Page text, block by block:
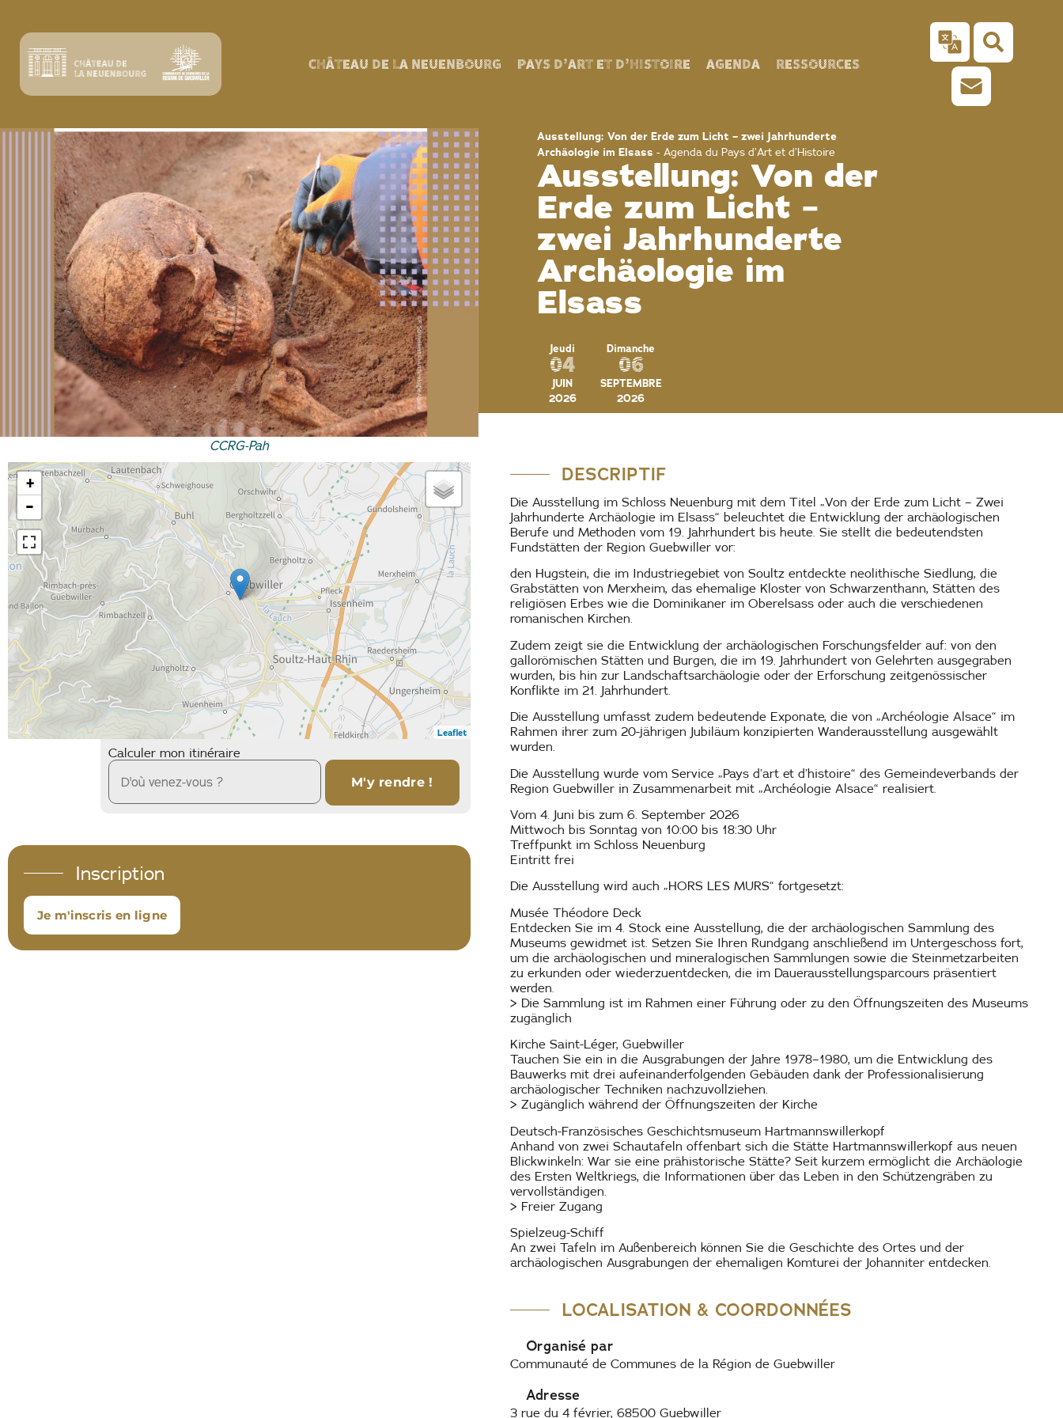
CHÂTEAU DE LA NEUENBOURG PAYS D’ART ET D’HISTOIRE AGENDA RESSOURCES
CCRG-Pah
Ausstellung: Von der Erde zum Licht – zwei Jahrhunderte
Archäologie im Elsass - Agenda du Pays d’Art et d’Histoire
Ausstellung: Von der
Erde zum Licht –
zwei Jahrhunderte
Archäologie im
Elsass
Jeudi
04
JUIN
2026
Dimanche
06
SEPTEMBRE
2026
+
−
Leaflet
Calculer mon itinéraire
Inscription
Je m'inscris en ligne
DESCRIPTIF
Die Ausstellung im Schloss Neuenburg mit dem Titel „Von der Erde zum Licht – Zwei
Jahrhunderte Archäologie im Elsass“ beleuchtet die Entwicklung der archäologischen
Berufe und Methoden vom 19. Jahrhundert bis heute. Sie stellt die bedeutendsten
Fundstätten der Region Guebwiller vor:
den Hugstein, die im Industriegebiet von Soultz entdeckte neolithische Siedlung, die
Grabstätten von Merxheim, das ehemalige Kloster von Schwarzenthann, Stätten des
religiösen Erbes wie die Dominikaner im Oberelsass oder auch die verschiedenen
romanischen Kirchen.
Zudem zeigt sie die Entwicklung der archäologischen Forschungsfelder auf: von den
gallorömischen Stätten und Burgen, die im 19. Jahrhundert von Gelehrten ausgegraben
wurden, bis hin zur Landschaftsarchäologie oder der Erforschung zeitgenössischer
Konflikte im 21. Jahrhundert.
Die Ausstellung umfasst zudem bedeutende Exponate, die von „Archéologie Alsace“ im
Rahmen ihrer zum 20-jährigen Jubiläum konzipierten Wanderausstellung ausgewählt
wurden.
Die Ausstellung wurde vom Service „Pays d’art et d’histoire“ des Gemeindeverbands der
Region Guebwiller in Zusammenarbeit mit „Archéologie Alsace“ realisiert.
Vom 4. Juni bis zum 6. September 2026
Mittwoch bis Sonntag von 10:00 bis 18:30 Uhr
Treffpunkt im Schloss Neuenburg
Eintritt frei
Die Ausstellung wird auch „HORS LES MURS“ fortgesetzt:
Musée Théodore Deck
Entdecken Sie im 4. Stock eine Ausstellung, die der archäologischen Sammlung des
Museums gewidmet ist. Setzen Sie Ihren Rundgang anschließend im Untergeschoss fort,
um die archäologischen und mineralogischen Sammlungen sowie die Steinmetzarbeiten
zu erkunden oder wiederzuentdecken, die im Dauerausstellungsparcours präsentiert
werden.
> Die Sammlung ist im Rahmen einer Führung oder zu den Öffnungszeiten des Museums
zugänglich
Kirche Saint-Léger, Guebwiller
Tauchen Sie ein in die Ausgrabungen der Jahre 1978–1980, um die Entwicklung des
Bauwerks mit drei aufeinanderfolgenden Gebäuden dank der Professionalisierung
archäologischer Techniken nachzuvollziehen.
> Zugänglich während der Öffnungszeiten der Kirche
Deutsch-Französisches Geschichtsmuseum Hartmannswillerkopf
Anhand von zwei Schautafeln offenbart sich die Stätte Hartmannswillerkopf aus neuen
Blickwinkeln: War sie eine prähistorische Stätte? Seit kurzem ermöglicht die Archäologie
des Ersten Weltkriegs, die Informationen über das Leben in den Schützengräben zu
vervollständigen.
> Freier Zugang
Spielzeug-Schiff
An zwei Tafeln im Außenbereich können Sie die Geschichte des Ortes und der
archäologischen Ausgrabungen der ehemaligen Komturei der Johanniter entdecken.
LOCALISATION & COORDONNÉES
Organisé par
Communauté de Communes de la Région de Guebwiller
Adresse
3 rue du 4 février, 68500 Guebwiller